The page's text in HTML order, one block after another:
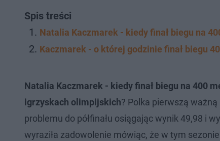
Spis treści
Natalia Kaczmarek - kiedy finał biegu na
Kaczmarek - o której godzinie finał biegu
Natalia Kaczmarek - kiedy finał biegu na 400
igrzyskach olimpijskich? Polka pierwszą
problemu do półfinału osiągając wynik 49,98 i
wyraziła zadowolenie mówiąc, że w tym